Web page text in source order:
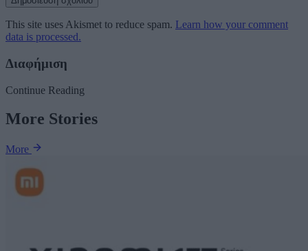
This site uses Akismet to reduce spam. Learn how your comment
data is processed.
Διαφήμιση
Continue Reading
More Stories
More